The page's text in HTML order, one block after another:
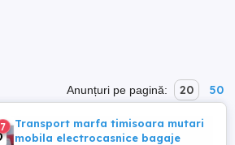
Anunțuri pe pagină: 20 50
7
Transport marfa timisoara mutari
mobila electrocasnice bagaje